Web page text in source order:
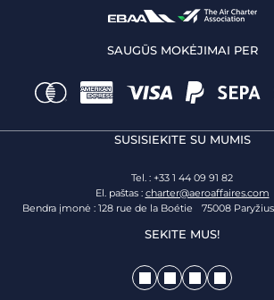
SAUGŪS MOKĖJIMAI PER
SUSISIEKITE SU MUMIS
Tel. : +33 1 44 09 91 82
El. paštas : charter@aeroaffaires.com
Bendra įmonė : 128 rue de la Boétie 75008
SEKITE MUS!